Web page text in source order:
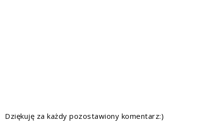
Dziękuję za każdy pozostawiony komentarz:)